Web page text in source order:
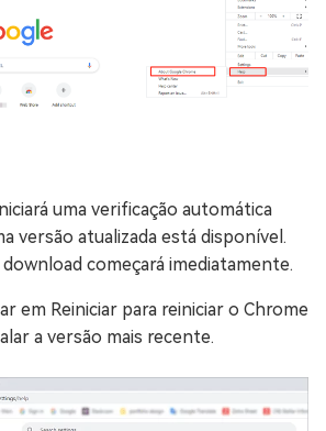
uma verificação automática
versão atualizada está disponível.
download começará imediatamente.
em Reiniciar para reiniciar o Chrome
a versão mais recente.